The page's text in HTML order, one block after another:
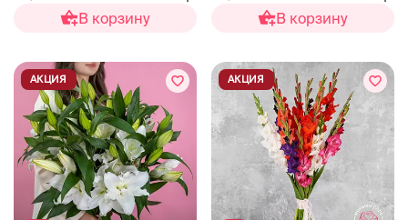
В корзину В корзину
АКЦИЯ АКЦИЯ